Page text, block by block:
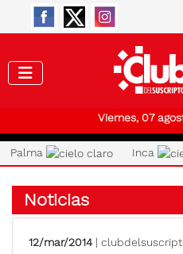
Viernes, 07
Palma Inca
Noticias
12/mar/2014|